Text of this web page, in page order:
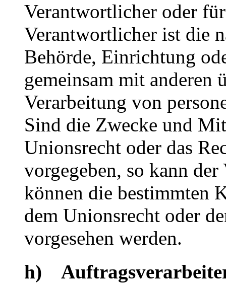
Verantwortlicher oder
Verantwortlicher ist die
Behörde, Einrichtung
gemeinsam mit
Verarbeitung von
Sind die Zwecke und
Unionsrecht oder das
vorgegeben, so kann
können die bestimmten
dem Unionsrecht oder
vorgesehen werden.
h)